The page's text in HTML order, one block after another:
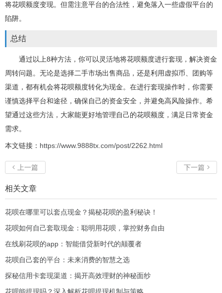
将花呗额度变现。但需注意平台的合法性，避免落入一些虚假平台的
陷阱。
总结
通过以上8种方法，你可以灵活地将花呗额度进行套现，解决资金
周转问题。无论是选择二手市场出售商品，还是利用虚拟币、团购等
渠道，都有机会将花呗额度转化为现金。在进行套现操作时，你需要
谨慎选择平台和途径，确保自己的资金安全，并避免高风险操作。希
望通过这些方法，大家能更好地管理自己的花呗额度，满足日常资金
需求。
本文链接： https://www.9888tx.com/post/2262.html
 上一篇 下一篇 
相关文章
花呗在哪里可以套点现金？揭秘花呗的盈利秘诀！
花呗如何自己套取现金：聪明用花呗，掌控财务自由
在线刷花呗的app：智能借贷新时代的颠覆者
花呗自己套的平台：未来消费的智慧之选
探秘信用卡套现渠道：揭开高效理财的神秘面纱